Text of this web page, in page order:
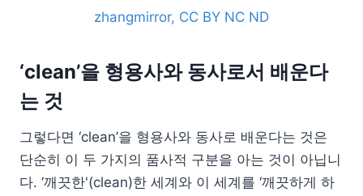
zhangmirror, CC BY NC ND
‘clean’을 형용사와 동사로서 배운다
는 것
그렇다면 ‘clean’을 형용사와 동사로 배운다는 것은
단순히 이 두 가지의 품사적 구분을 아는 것이 아닙니
다. ‘깨끗한'(clean)한 세계와 이 세계를 ‘깨끗하게 하